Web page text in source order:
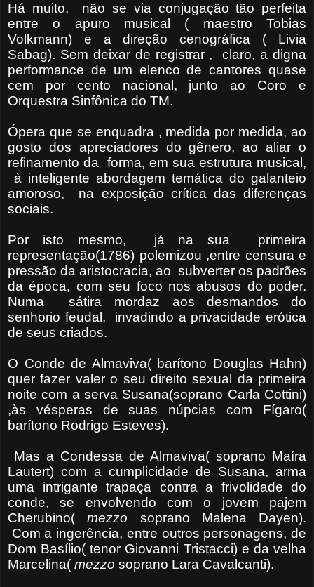
Há muito, não se via conjugação tão perfeita
entre o apuro musical ( maestro Tobias
Volkmann) e a direção cenográfica ( Livia
Sabag). Sem deixar de registrar , claro, a digna
performance de um elenco de cantores quase
cem por cento nacional, junto ao Coro e
Orquestra Sinfônica do TM.
Ópera que se enquadra , medida por medida, ao
gosto dos apreciadores do gênero, ao aliar o
refinamento da forma, em sua estrutura musical,
à inteligente abordagem temática do galanteio
amoroso, na exposição crítica das diferenças
sociais.
Por isto mesmo, já na sua primeira
representação(1786) polemizou ,entre censura e
pressão da aristocracia, ao subverter os padrões
da época, com seu foco nos abusos do poder.
Numa sátira mordaz aos desmandos do
senhorio feudal, invadindo a privacidade erótica
de seus criados.
O Conde de Almaviva( barítono Douglas Hahn)
quer fazer valer o seu direito sexual da primeira
noite com a serva Susana(soprano Carla Cottini)
,às vésperas de suas núpcias com Fígaro(
barítono Rodrigo Esteves).
Mas a Condessa de Almaviva( soprano Maíra
Lautert) com a cumplicidade de Susana, arma
uma intrigante trapaça contra a frivolidade do
conde, se envolvendo com o jovem pajem
Cherubino(mezzo soprano Malena Dayen).
Com a ingerência, entre outros personagens, de
Dom Basílio( tenor Giovanni Tristacci) e da velha
Marcelina( mezzo soprano Lara Cavalcanti).